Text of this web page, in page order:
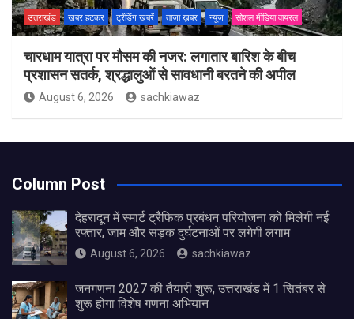
उत्तराखंड खबर हटकर ट्रेंडिंग खबरें ताज़ा ख़बर न्यूज़ सोशल मीडिया वायरल
चारधाम यात्रा पर मौसम की नजर: लगातार बारिश के बीच
प्रशासन सतर्क, श्रद्धालुओं से सावधानी बरतने की अपील
August 6, 2026 sachkiawaz
Column Post
देहरादून में स्मार्ट ट्रैफिक प्रबंधन परियोजना को मिलेगी नई
रफ्तार, जाम और सड़क दुर्घटनाओं पर लगेगी लगाम
August 6, 2026 sachkiawaz
जनगणना 2027 की तैयारी शुरू, उत्तराखंड में 1 सितंबर से
शुरू होगा विशेष गणना अभियान